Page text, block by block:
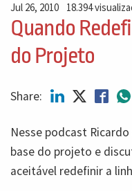
Jul 26, 2010 18.394
Quando
do Projeto
Share:
Nesse podcast
base do projeto e
aceitável redefinir a